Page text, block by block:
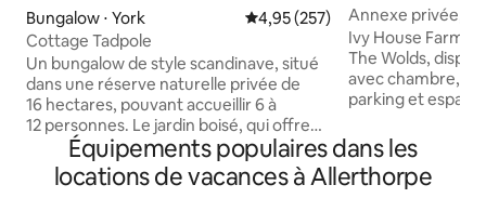
Bungalow ⋅ York Évaluation moyenne sur la
4,95 (257)
Cottage Tadpole
Un bungalow de style scandinave, situé
dans une réserve naturelle privée de
16 hectares, pouvant accueillir 6 à
12 personnes. Le jardin boisé, qui offre
une fantastique sélection de
rhododendrons et d'azalées matures,
s'étend sur 0,6 hectare ; il dispose d'un
Annexe privée,
Wolds
Ivy House Farm,
The Wolds,
avec chambre,
parking et
restauration
de chaussée ;
Nouveautés pour
Équipements populaires dans les
locations de vacances à Allerthorpe